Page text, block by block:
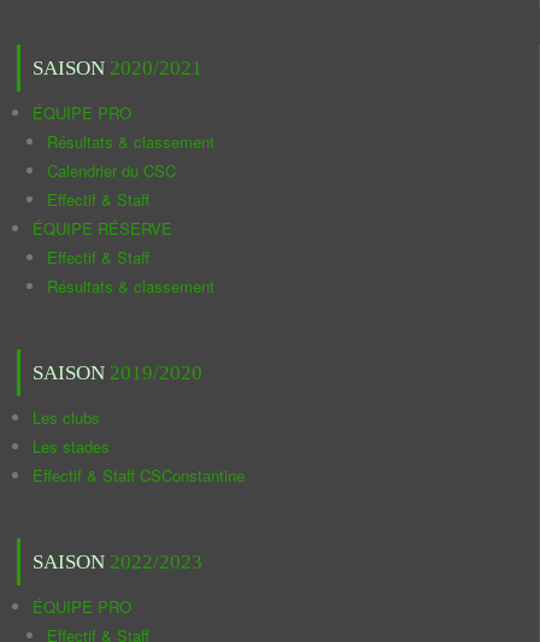
SAISON 2020/2021
ÉQUIPE PRO
Résultats & classement
Calendrier du CSC
Effectif & Staff
ÉQUIPE RÉSERVE
Effectif & Staff
Résultats & classement
SAISON 2019/2020
Les clubs
Les stades
Effectif & Staff CSConstantine
SAISON 2022/2023
ÉQUIPE PRO
Effectif & Staff